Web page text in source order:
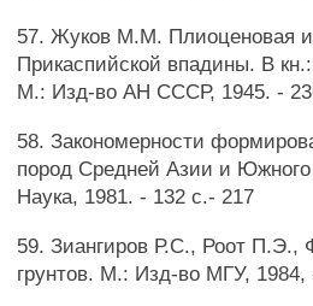
57. Жуков М.М. Плиоценовая и
Прикаспийской впадины. В
М.: Изд-во АН СССР, 1945. -
58. Закономерности
пород Средней Азии и
Наука, 1981. - 132 с.- 217
59. Зиангиров Р.С., Роот П.Э.,
грунтов. М.: Изд-во МГУ, 1984,